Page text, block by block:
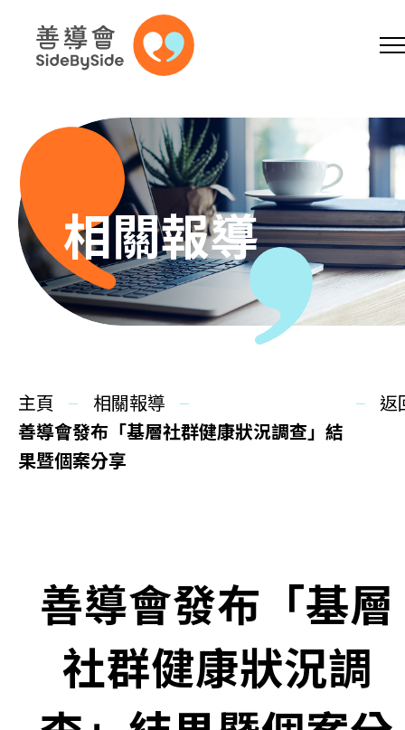
跳到內容（按回車鍵）
A A A EN
主頁
同你講故事
慈善活動
相關報導
聯絡我們
相關報導
主頁
相關報導
善導會發布「基層社群健康狀況調查」結
果暨個案分享
返
善導會發布「基層
社群健康狀況調